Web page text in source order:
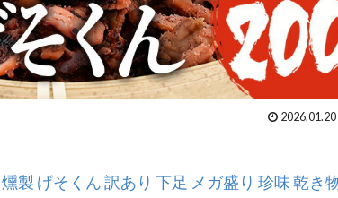
2026.01.20
製 げそくん 訳あり 下足 メガ盛り 珍味 乾き